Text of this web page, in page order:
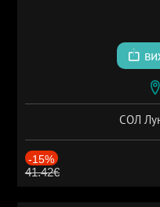
СОЛ
-15%
41.42€